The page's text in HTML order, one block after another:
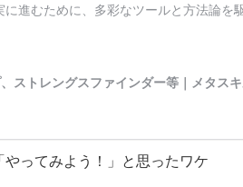
やってみよう！」と思ったワケ